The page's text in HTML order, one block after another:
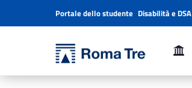
Prof.ssa LORETTA CLARA LETIZIA MASTROENI insegnamenti - Università Roma Tre
Primary Menu
Header info sidebar
Portale dello studente Disabilità e DSA